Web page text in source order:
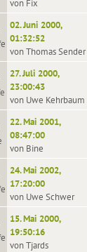
von Fix
02. Juni 2000,
01:32:52
von Thomas Sender
27. Juli 2000,
23:00:43
von Uwe Kehrbaum
22. Mai 2001,
08:47:00
von Bine
24. Mai 2002,
17:20:00
von Uwe Schwer
15. Mai 2000,
19:50:16
von Tjards